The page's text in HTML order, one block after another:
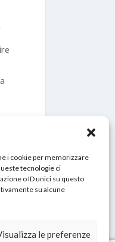
i cookie per memorizzare
tecnologie ci
o ID unici su questo
su alcune
le preferenze